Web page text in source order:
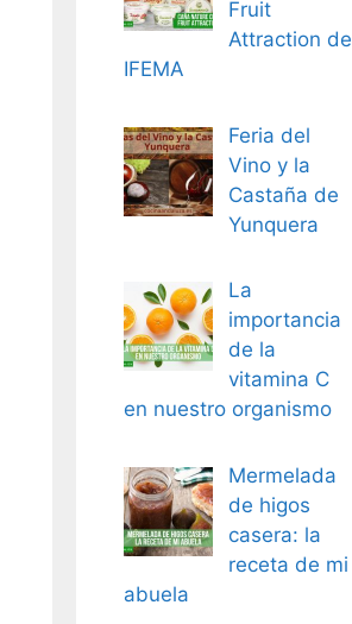
Fruit
Attraction de
IFEMA
Feria del
Vino y la
Castaña de
Yunquera
La
importancia
de la
vitamina C
en nuestro organismo
Mermelada
de higos
casera: la
receta de mi
abuela